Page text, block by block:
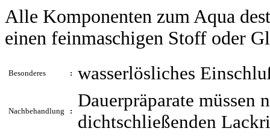
Alle Komponenten zum Aqua
einen feinmaschigen Stoff oder
Besonderes : wasserlösliches
Nachbehandlung :
Dauerpräparate müssen
dichtschließenden